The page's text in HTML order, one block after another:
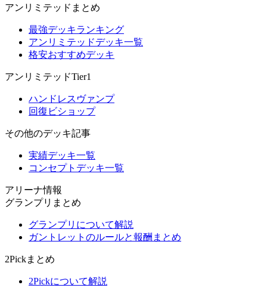
アンリミテッドまとめ
最強デッキランキング
アンリミテッドデッキ一覧
格安おすすめデッキ
アンリミテッドTier1
ハンドレスヴァンプ
回復ビショップ
その他のデッキ記事
実績デッキ一覧
コンセプトデッキ一覧
アリーナ情報
グランプリまとめ
グランプリについて解説
ガントレットのルールと報酬まとめ
2Pickまとめ
2Pickについて解説